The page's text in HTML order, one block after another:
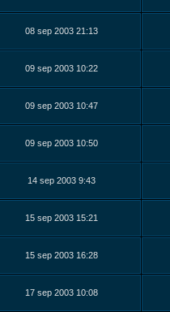
08 sep 2003 21:13
09 sep 2003 10:22
09 sep 2003 10:47
09 sep 2003 10:50
14 sep 2003 9:43
15 sep 2003 15:21
15 sep 2003 16:28
17 sep 2003 10:08